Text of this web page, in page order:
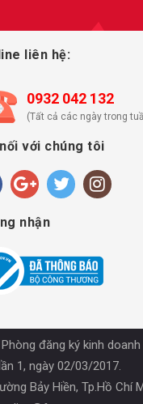
liên hệ:
0932 042 132
(Tất cả các ngày trong
với chúng tôi
nhận
đăng ký kinh
1, ngày 02/03/2017.
Bảy Hiền, Tp.Hồ Chí